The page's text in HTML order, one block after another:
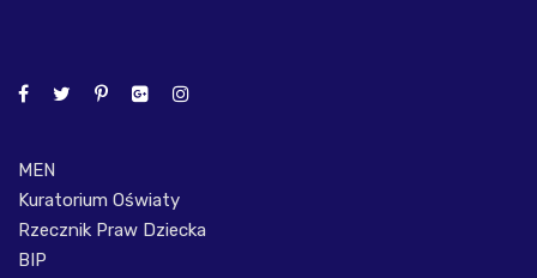
MEN
Kuratorium Oświaty
Rzecznik Praw Dziecka
BIP